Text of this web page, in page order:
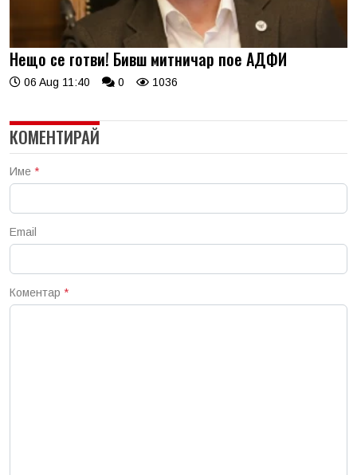
Нещо се готви! Бивш митничар пое АДФИ
06 Aug 11:40 0 1036
КОМЕНТИРАЙ
Име *
Email
Коментар *